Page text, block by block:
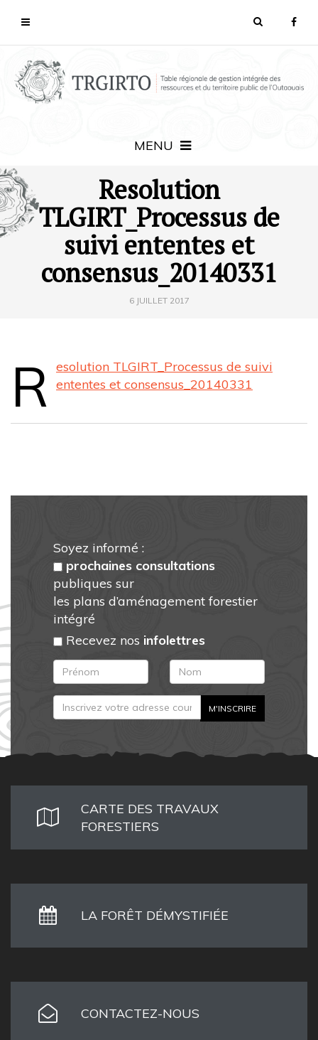
MENU
Resolution
TLGIRT_Processus de
suivi ententes et
consensus_20140331
6 JUILLET 2017
R esolution TLGIRT_Processus de suivi
ententes et consensus_20140331
Soyez informé :
prochaines consultations
publiques sur
les plans d’aménagement forestier
intégré
Recevez nos infolettres
CARTE DES TRAVAUX
FORESTIERS
LA FORÊT DÉMYSTIFIÉE
CONTACTEZ-NOUS